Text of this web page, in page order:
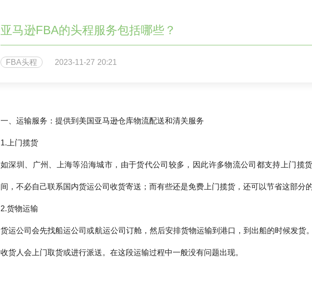
亚马逊FBA的头程服务包括哪些？
FBA头程 2023-11-27 20:21
一、运输服务：提供到美国亚马逊仓库物流配送和清关服务
1.上门揽货
如深圳、广州、上海等沿海城市，由于货代公司较多，因此许多物流公司都支持上门揽
间，不必自己联系国内货运公司收货寄送；而有些还是免费上门揽货，还可以节省这部分
2.货物运输
货运公司会先找船运公司或航运公司订舱，然后安排货物运输到港口，到出船的时候发货
收货人会上门取货或进行派送。在这段运输过程中一般没有问题出现。